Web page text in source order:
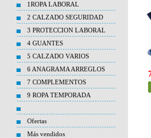
1ROPA LABORAL
2 CALZADO SEGURIDAD
3 PROTECCION LABORAL
4 GUANTES
5 CALZADO VARIOS
6 ANAGRAMA ARREGLOS
7 COMPLEMENTOS
9 ROPA TEMPORADA
Ofertas
Más vendidos